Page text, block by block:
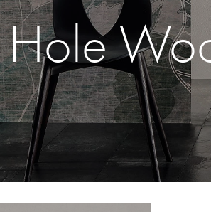
Hole